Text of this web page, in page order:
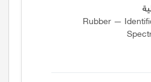
Rubber —